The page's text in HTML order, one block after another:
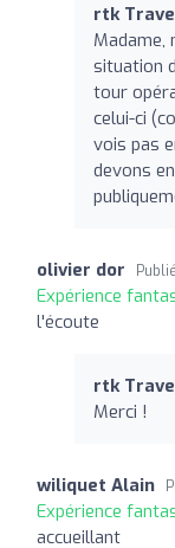
rtk
Madame,
situation
tour
celui-ci
vois pas
devons
olivier dor
Expérience
l'écoute
rtk
Merci !
wiliquet Alain
Expérience
accueillant